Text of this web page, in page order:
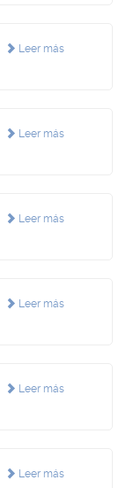
Leer más
Leer más
Leer más
Leer más
Leer más
Leer más